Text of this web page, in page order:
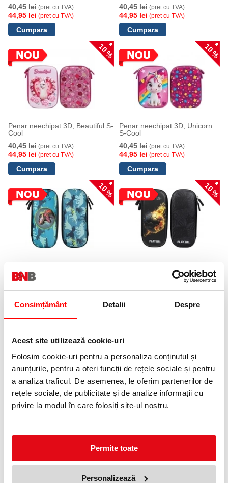
Consimțământ Detalii Despre
Acest site utilizează cookie-uri
Folosim cookie-uri pentru a personaliza conținutul și
anunțurile, pentru a oferi funcții de rețele sociale și pentru
a analiza traficul. De asemenea, le oferim partenerilor de
rețele sociale, de publicitate și de analize informații cu
privire la modul în care folosiți site-ul nostru.
Permite toate
Personalizează
40,45 lei (pret cu TVA)
44,95 lei(pret cu TVA)
40,45 lei (pret cu TVA)
44,95 lei(pret cu TVA)
10 %
Penar neechipat 3D, Beautiful S-
Cool
40,45 lei (pret cu TVA)
44,95 lei(pret cu TVA)
10 %
Penar neechipat 3D, Unicorn
S-Cool
40,45 lei (pret cu TVA)
44,95 lei(pret cu TVA)
10 %
Cool
29,99 lei
10 %
29,99 lei
Penar neechipat 3D, Sticker S-
Cool
Penar neechipat 3D, Owl S-
10 % 10 %